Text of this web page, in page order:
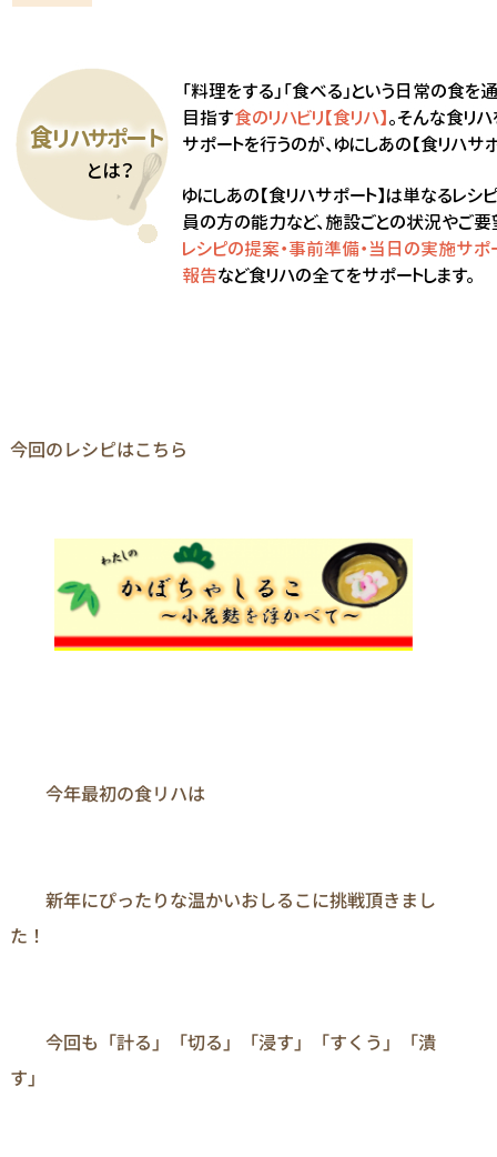
今回のレシピはこちら
今年最初の食リハは
新年にぴったりな温かいおしるこに挑戦頂きまし
た！
今回も「計る」「切る」「浸す」「すくう」「潰
す」